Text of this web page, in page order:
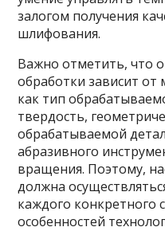
залогом получения
шлифования.
Важно отметить, что
обработки зависит
как тип
твердость,
обрабатываемой
абразивного
вращения. Поэтому,
должна
каждого конкретного
особенностей